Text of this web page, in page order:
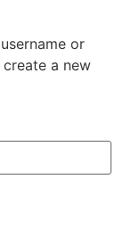
or
a new